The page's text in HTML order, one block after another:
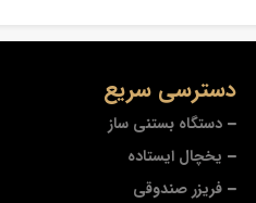
دسترسی سریع
دستگاه بستنی ساز
یخچال ایستاده
فریزر صندوقی